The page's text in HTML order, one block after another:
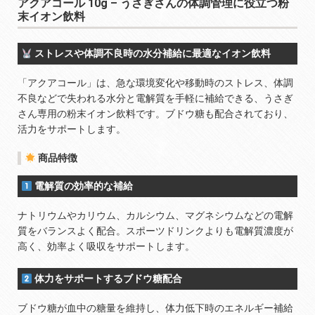
アクアコール 10g – うさぎさんの体調管理に役立つ粉
末イオン飲料
ストレスや体調不良時の水分補給に最適なイオン飲料
「アクアコール」は、急な環境変化や移動時のストレス、体調
不良などで失われる水分と電解質を手軽に補給できる、うさぎ
さん専用の粉末イオン飲料です。ブドウ糖も配合されており、
活力をサポートします。
商品特徴
電解質の効率的な補給
ナトリウムやカリウム、カルシウム、マグネシウムなどの電解
質をバランスよく配合。スポーツドリンクよりも電解質濃度が
高く、効率よく吸収をサポートします。
体力をサポートするブドウ糖配合
ブドウ糖が血中の糖量を維持し、体力低下時のエネルギー補給